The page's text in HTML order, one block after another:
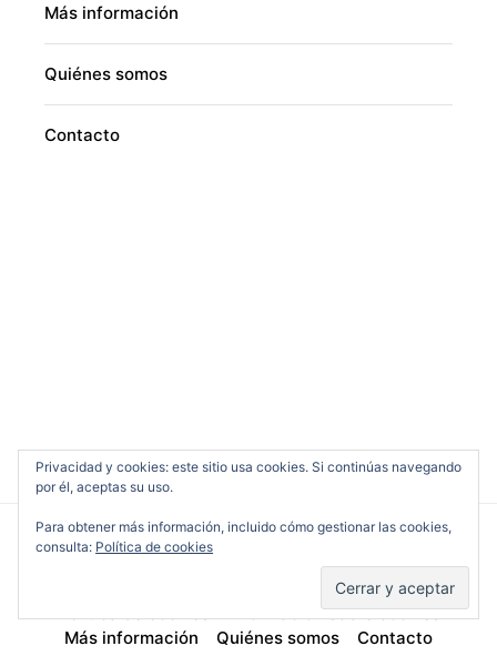
Más información
Quiénes somos
Contacto
Política de cookies
Información sobre cookies
Más información
Quiénes somos Contacto
Privacidad y cookies: este sitio usa cookies. Si continúas navegando
por él, aceptas su uso.
Para obtener más información, incluido cómo gestionar las cookies,
consulta: Política de cookies